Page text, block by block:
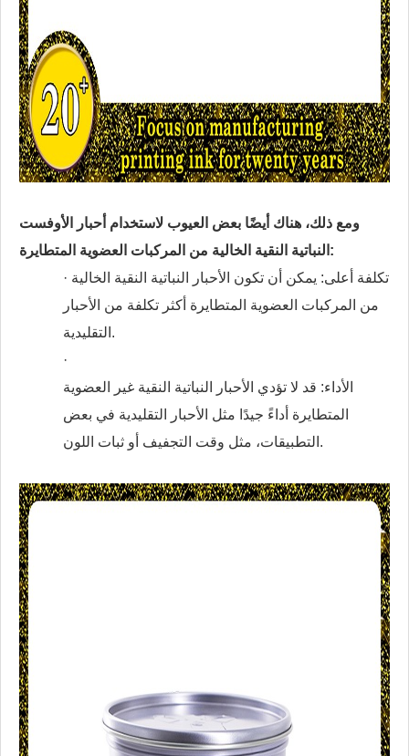
ومع ذلك، هناك أيضًا بعض العيوب لاستخدام أحبار الأوفست
النباتية النقية الخالية من المركبات العضوية المتطايرة:
· تكلفة أعلى: يمكن أن تكون الأحبار النباتية النقية الخالية
من المركبات العضوية المتطايرة أكثر تكلفة من الأحبار
التقليدية.
·
الأداء: قد لا تؤدي الأحبار النباتية النقية غير العضوية
المتطايرة أداءً جيدًا مثل الأحبار التقليدية في بعض
التطبيقات، مثل وقت التجفيف أو ثبات اللون.